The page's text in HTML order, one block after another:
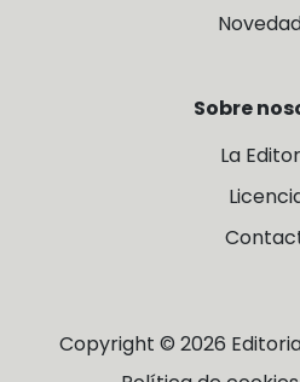
Sobre
La
Copyright © 2026